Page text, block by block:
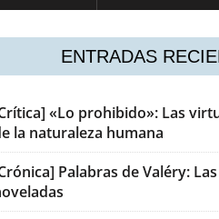
ENTRADAS
«Lo prohibido»: Las
la naturaleza humana
Palabras de Valéry: